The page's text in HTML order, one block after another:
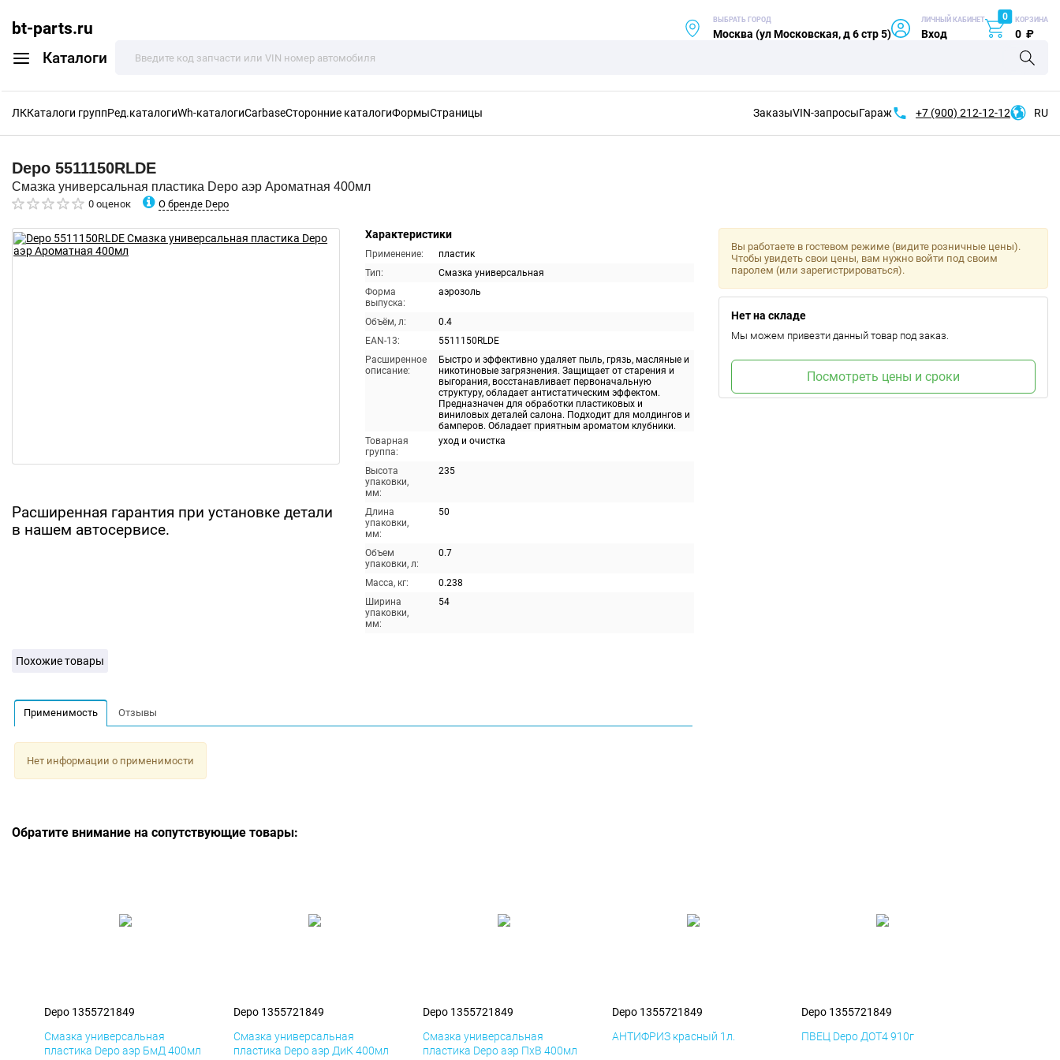
bt-parts.ru
Каталоги
ВЫБРАТЬ ГОРОД
Москва (ул Московская, д 6 стр 5)
ЛИЧНЫЙ КАБИНЕТ
Вход
0 КОРЗИНА
0 ₽
ЛККаталоги группРед.каталогиWh-каталогиCarbaseСторонние каталогиФормыСтраницы ЗаказыVIN-запросыГараж +7 (900) 212-12-12 RU
Depo 5511150RLDE
Смазка универсальная пластика Depo аэр Ароматная 400мл
0 оценок О бренде Depo
Расширенная гарантия при установке детали
в нашем автосервисе.
Характеристики
Применение:
пластик
Тип:
Смазка универсальная
Форма
выпуска:
аэрозоль
Объём, л:
0.4
EAN-13:
5511150RLDE
Расширенное
описание:
Быстро и эффективно удаляет пыль, грязь, масляные и
никотиновые загрязнения. Защищает от старения и
выгорания, восстанавливает первоначальную
структуру, обладает антистатическим эффектом.
Предназначен для обработки пластиковых и
виниловых деталей салона. Подходит для молдингов и
бамперов. Обладает приятным ароматом клубники.
Товарная
группа:
уход и очистка
Высота
упаковки,
мм:
235
Длина
упаковки,
мм:
50
Объем
упаковки, л:
0.7
Масса, кг:
0.238
Ширина
упаковки,
мм:
54
Вы работаете в гостевом режиме (видите розничные цены).
Чтобы увидеть свои цены, вам нужно войти под своим
паролем (или зарегистрироваться).
Нет на складе
Мы можем привезти данный товар под заказ.
Посмотреть цены и сроки
Похожие товары
Применимость Отзывы
Нет информации о применимости
Обратите внимание на сопутствующие товары:
Depo 1355721849
Смазка универсальная
пластика Depo аэр БмД 400мл
Depo 1355721849
Смазка универсальная
пластика Depo аэр ДиК 400мл
Depo 1355721849
Смазка универсальная
пластика Depo аэр ПхВ 400мл
Depo 1355721849
АНТИФРИЗ красный 1л.
Depo 1355721849
ПВЕЦ Depo ДОТ4 910г